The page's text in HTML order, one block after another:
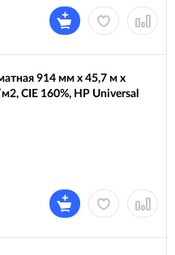
914 мм х 45,7 м х
CIE 160%, HP Universal